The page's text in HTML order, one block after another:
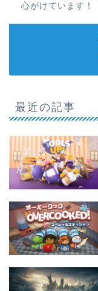
心がけています！
最近の記事